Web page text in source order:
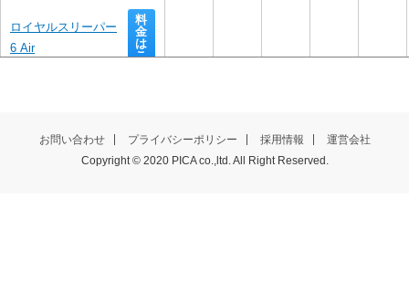
ロイヤルスリーパー
6 Air
料
金
は
こ
定員4名
はこ
ちら
お問い合わせ プライバシーポリシー 採用情報 運営会社
Copyright © 2020 PICA co.,ltd. All Right Reserved.